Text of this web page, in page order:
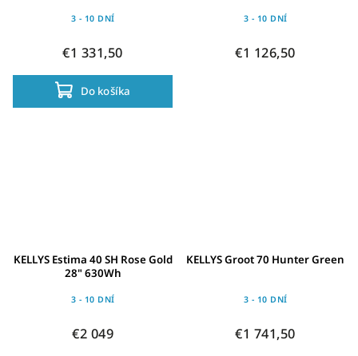
3 - 10 DNÍ
€1 331,50
Do košíka
3 - 10 DNÍ
€1 126,50
KELLYS Estima 40 SH Rose Gold
28" 630Wh
3 - 10 DNÍ
€2 049
KELLYS Groot 70 Hunter Green
3 - 10 DNÍ
€1 741,50